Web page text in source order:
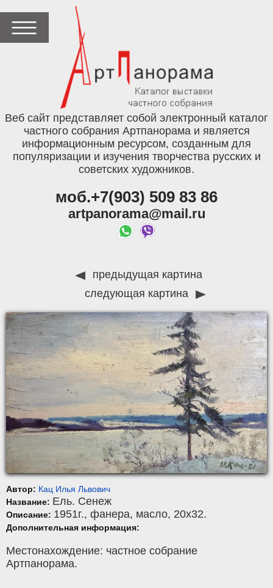
Веб сайт представляет собой электронный каталог
частного собрания Артпанорама и является
информационным ресурсом, созданным для
популяризации и изучения творчества русских и
советских художников.
моб.+7(903) 509 83 86
artpanorama@mail.ru
предыдущая картина
следующая картина
Автор: Кац Илья Львович
Название: Ель. Сенеж
Описание: 1951г., фанера, масло, 20x32.
Дополнительная информация:
Местонахождение: частное собрание
Артпанорама.